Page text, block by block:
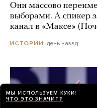
Они массово
выборами. А спикер
канал в «Максе»
ИСТОРИИ день назад
МЫ ИСПОЛЬЗУЕМ КУКИ!
ЧТО ЭТО ЗНАЧИТ?